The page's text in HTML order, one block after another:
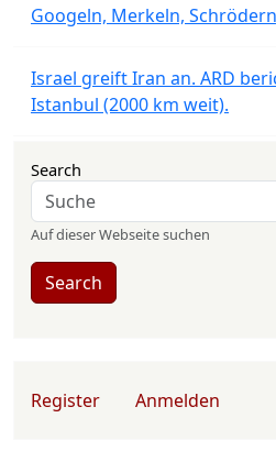
Googeln, Merkeln,
Israel greift Iran an. ARD
Istanbul (2000 km weit).
Search
Auf dieser Webseite suchen
Search
User account menu
Register Anmelden